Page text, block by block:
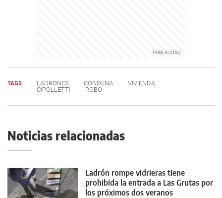
TAGS LADRONES CONDENA
VIVIENDA
CIPOLLETTI
ROBO
Noticias relacionadas
Ladrón rompe vidrieras tiene
prohibida la entrada a Las Grutas por
los próximos dos veranos